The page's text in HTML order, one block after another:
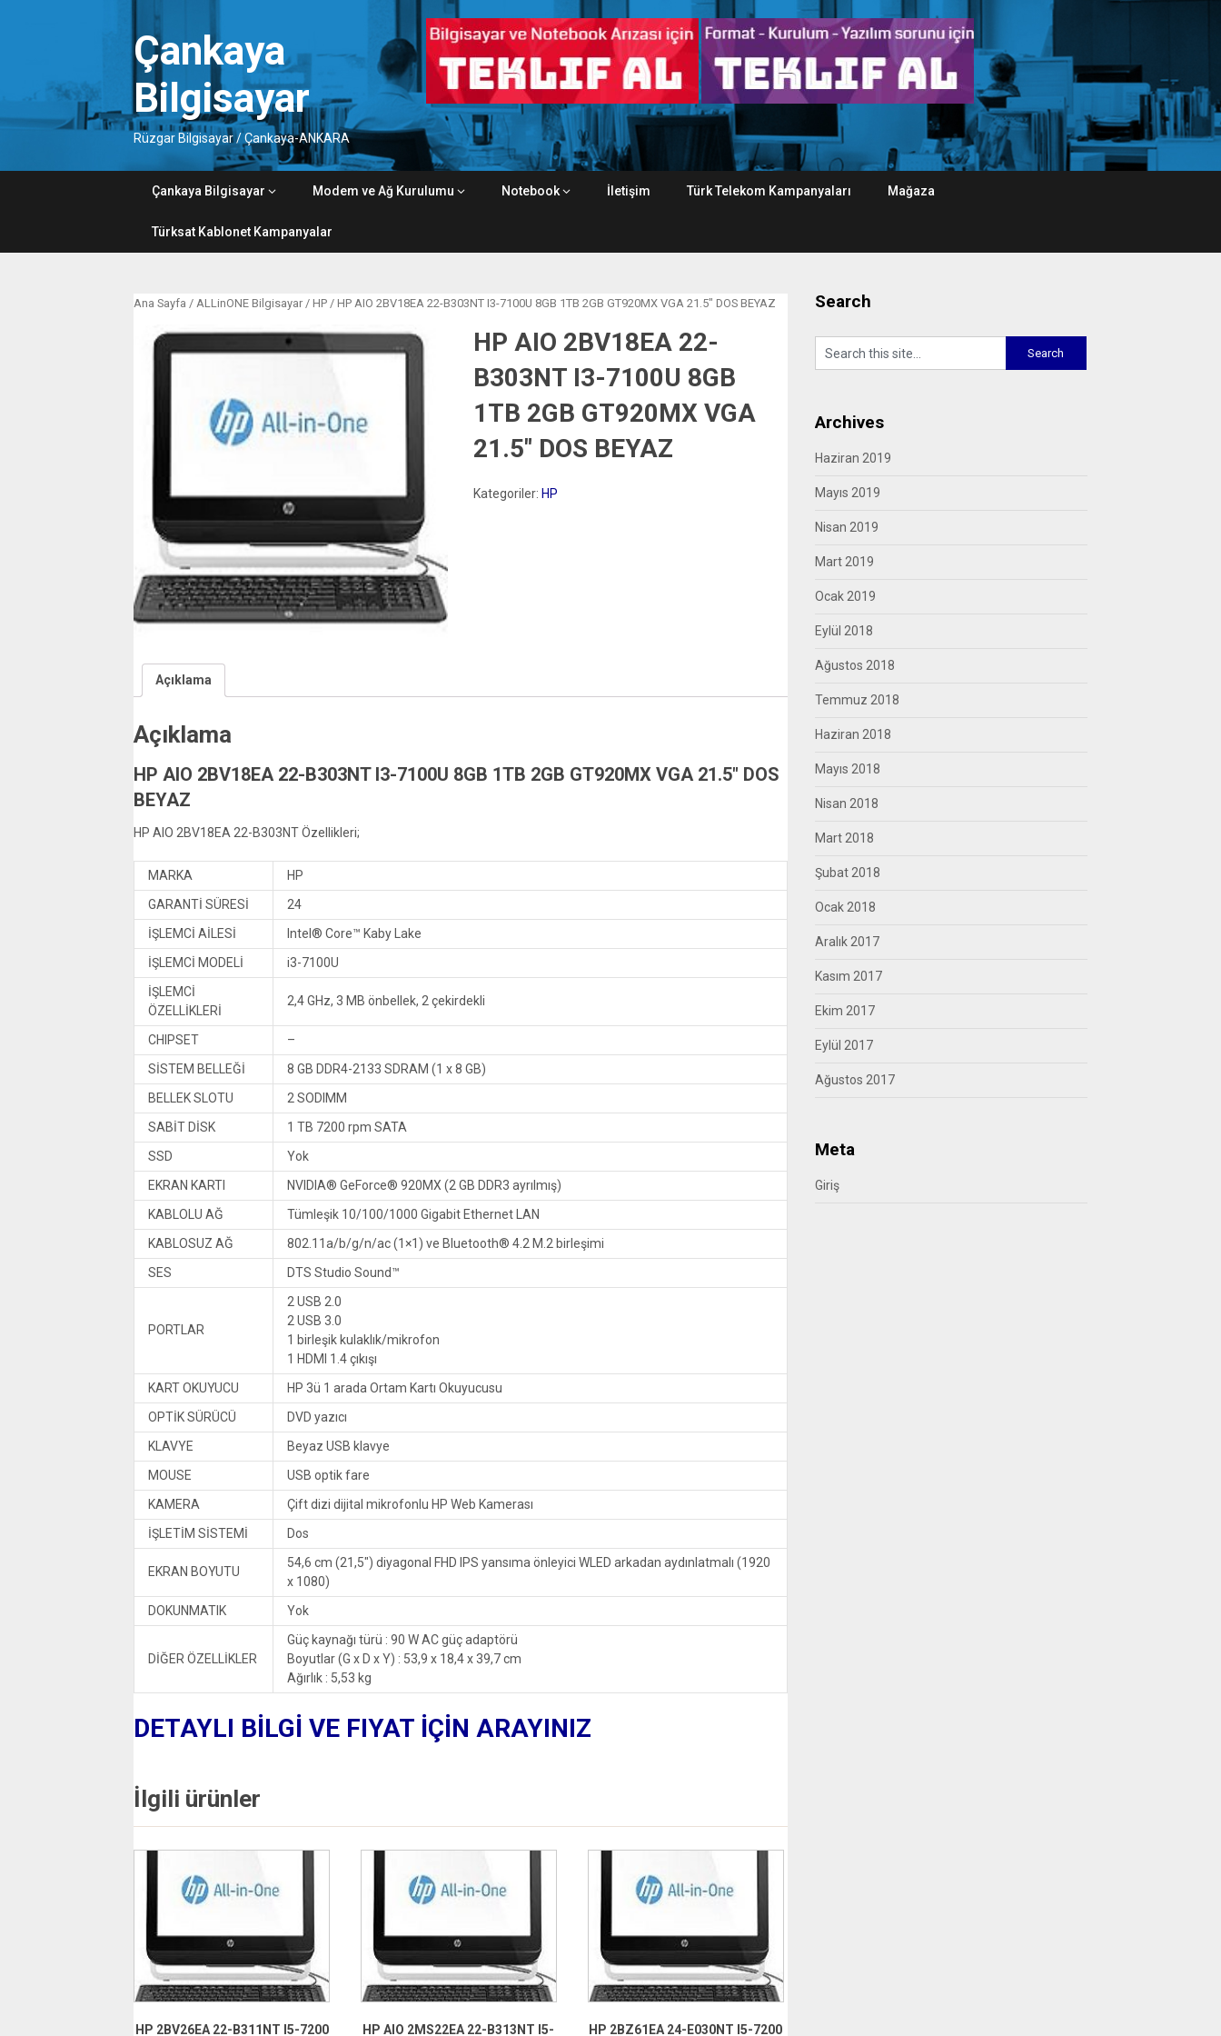
Çankaya
Bilgisayar
Rüzgar Bilgisayar / Çankaya-ANKARA
Çankaya Bilgisayar Modem ve Ağ Kurulumu Notebook İletişim Türk Telekom Kampanyaları Mağaza
Türksat Kablonet Kampanyalar
Ana Sayfa / ALLinONE Bilgisayar / HP / HP AIO 2BV18EA 22-B303NT I3-7100U 8GB 1TB 2GB GT920MX VGA 21.5″ DOS BEYAZ
HP AIO 2BV18EA 22-
B303NT I3-7100U 8GB
1TB 2GB GT920MX VGA
21.5″ DOS BEYAZ
Kategoriler: HP
Açıklama
Açıklama
HP AIO 2BV18EA 22-B303NT I3-7100U 8GB 1TB 2GB GT920MX VGA 21.5″ DOS
BEYAZ
HP AIO 2BV18EA 22-B303NT Özellikleri;
MARKA
HP
GARANTİ SÜRESİ
24
İŞLEMCİ AİLESİ
Intel® Core™ Kaby Lake
İŞLEMCİ MODELİ
i3-7100U
İŞLEMCİ
ÖZELLİKLERİ
2,4 GHz, 3 MB önbellek, 2 çekirdekli
CHIPSET
–
SİSTEM BELLEĞİ
8 GB DDR4-2133 SDRAM (1 x 8 GB)
BELLEK SLOTU
2 SODIMM
SABİT DİSK
1 TB 7200 rpm SATA
SSD
Yok
EKRAN KARTI
NVIDIA® GeForce® 920MX (2 GB DDR3 ayrılmış)
KABLOLU AĞ
Tümleşik 10/100/1000 Gigabit Ethernet LAN
KABLOSUZ AĞ
802.11a/b/g/n/ac (1×1) ve Bluetooth® 4.2 M.2 birleşimi
SES
DTS Studio Sound™
PORTLAR
2 USB 2.0
2 USB 3.0
1 birleşik kulaklık/mikrofon
1 HDMI 1.4 çıkışı
KART OKUYUCU
HP 3ü 1 arada Ortam Kartı Okuyucusu
OPTİK SÜRÜCÜ
DVD yazıcı
KLAVYE
Beyaz USB klavye
MOUSE
USB optik fare
KAMERA
Çift dizi dijital mikrofonlu HP Web Kamerası
İŞLETİM SİSTEMİ
Dos
EKRAN BOYUTU
54,6 cm (21,5″) diyagonal FHD IPS yansıma önleyici WLED arkadan aydınlatmalı (1920
x 1080)
DOKUNMATIK
Yok
DİĞER ÖZELLİKLER
Güç kaynağı türü : 90 W AC güç adaptörü
Boyutlar (G x D x Y) : 53,9 x 18,4 x 39,7 cm
Ağırlık : 5,53 kg
DETAYLI BİLGİ VE FIYAT İÇİN ARAYINIZ
İlgili ürünler
HP 2BV26EA 22-B311NT I5-7200 HP AIO 2MS22EA 22-B313NT I5- HP 2BZ61EA 24-E030NT I5-7200
Search
Archives
Haziran 2019
Mayıs 2019
Nisan 2019
Mart 2019
Ocak 2019
Eylül 2018
Ağustos 2018
Temmuz 2018
Haziran 2018
Mayıs 2018
Nisan 2018
Mart 2018
Şubat 2018
Ocak 2018
Aralık 2017
Kasım 2017
Ekim 2017
Eylül 2017
Ağustos 2017
Meta
Giriş